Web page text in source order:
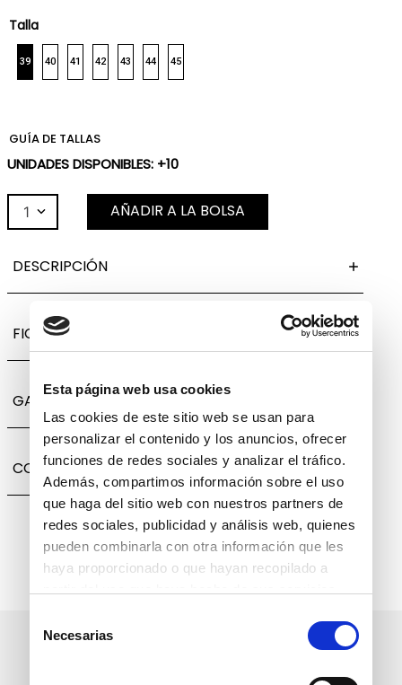
Esta página web usa cookies
Las cookies de este sitio web se usan para
personalizar el contenido y los anuncios, ofrecer
funciones de redes sociales y analizar el tráfico.
Además, compartimos información sobre el uso
que haga del sitio web con nuestros partners de
redes sociales, publicidad y análisis web, quienes
pueden combinarla con otra información que les
haya proporcionado o que hayan recopilado a
deNecesarias
Talla
39 40 41 42 43 44 45
GUÍA DE TALLAS
UNIDADES DISPONIBLES: +10
1 AÑADIR A LA BOLSA
DESCRIPCIÓN
FICHA TÉCNICA
GARANTÍA, CAMBIOS Y DEVOLUCIONES
COMPARTIR
Suscríbete a nuestro boletín